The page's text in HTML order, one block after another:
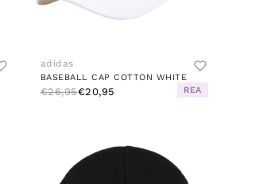
adidas
BASEBALL CAP COTTON WHITE
€26,95€20,95 REA